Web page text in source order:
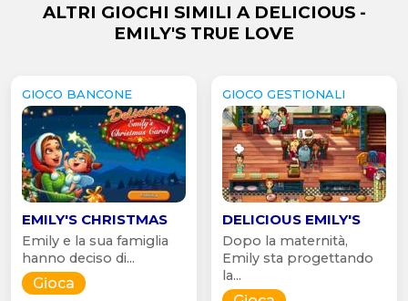
ALTRI GIOCHI SIMILI A DELICIOUS -
EMILY'S TRUE LOVE
GIOCO BANCONE
EMILY'S CHRISTMAS
Emily e la sua famiglia
hanno deciso di...
Gioca
GIOCO GESTIONALI
DELICIOUS EMILY'S
Dopo la maternità,
Emily sta progettando
la...